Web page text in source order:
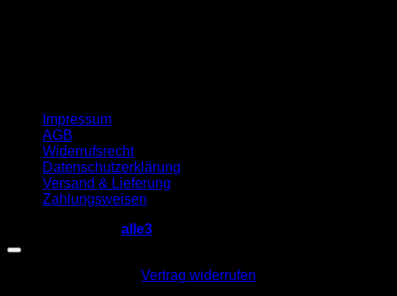
Impressum
AGB
Widerrufsrecht
Datenschutzerklärung
Versand & Lieferung
Zahlungsweisen
alle3
Vertrag widerrufen